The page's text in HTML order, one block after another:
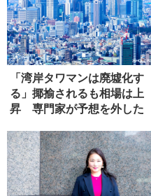
「湾岸タワマンは廃墟化す
る」揶揄されるも相場は上
昇 専門家が予想を外した